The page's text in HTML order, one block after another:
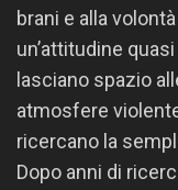
brani e alla
un’attitudine
lasciano spazio
atmosfere
ricercano la
Dopo anni di